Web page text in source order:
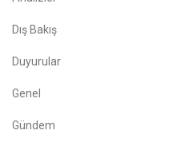
Dış Bakış
Duyurular
Genel
Gündem